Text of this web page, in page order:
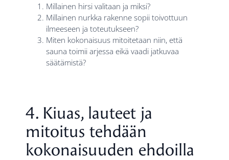
Millainen hirsi valitaan ja miksi?
Millainen nurkka rakenne sopii toivottuun
ilmeeseen ja toteutukseen?
Miten kokonaisuus mitoitetaan niin, että
sauna toimii arjessa eikä vaadi jatkuvaa
säätämistä?
4. Kiuas, lauteet ja
mitoitus tehdään
kokonaisuuden ehdoilla